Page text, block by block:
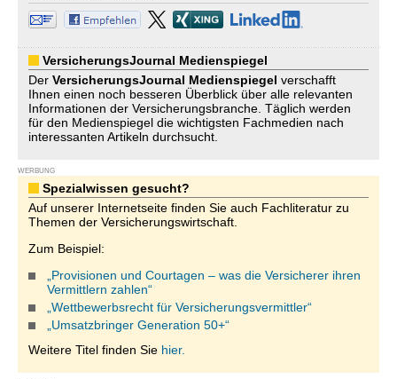
VersicherungsJournal Medienspiegel
Der VersicherungsJournal Medienspiegel verschafft
Ihnen einen noch besseren Überblick über alle relevanten
Informationen der Versicherungsbranche. Täglich werden
für den Medienspiegel die wichtigsten Fachmedien nach
interessanten Artikeln durchsucht.
WERBUNG
Spezialwissen gesucht?
Auf unserer Internetseite finden Sie auch Fachliteratur zu
Themen der Versicherungswirtschaft.
Zum Beispiel:
„Provisionen und Courtagen – was die Versicherer ihren
Vermittlern zahlen“
„Wettbewerbsrecht für Versicherungsvermittler“
„Umsatzbringer Generation 50+“
Weitere Titel finden Sie hier.